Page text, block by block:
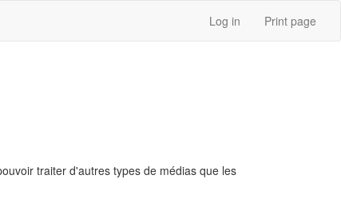
Log in Print page
traiter d'autres types de médias que les